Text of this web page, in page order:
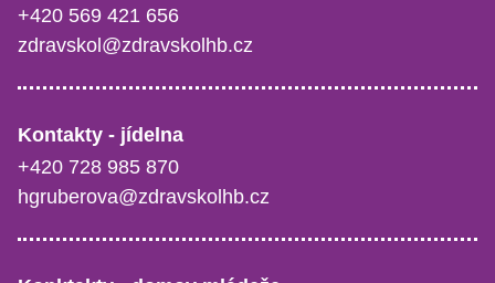
+420 569 421 656
zdravskol@zdravskolhb.cz
Kontakty - jídelna
+420 728 985 870
hgruberova@zdravskolhb.cz